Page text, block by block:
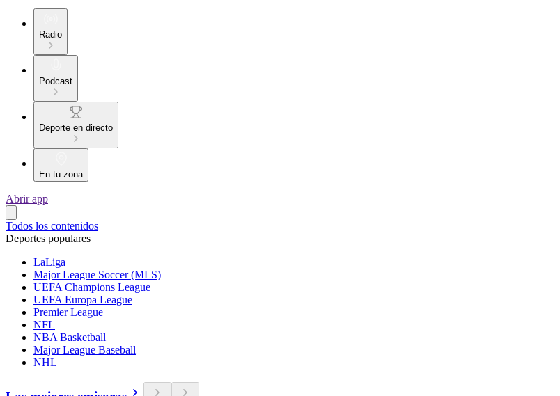
Radio
Podcast
Deporte en directo
En tu zona
Abrir app
Todos los contenidos
Deportes populares
LaLiga
Major League Soccer (MLS)
UEFA Champions League
UEFA Europa League
Premier League
NFL
NBA Basketball
Major League Baseball
NHL